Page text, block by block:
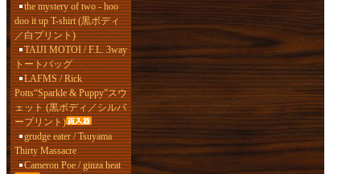
the mystery of two - hoo
doo it up T-shirt (黒ボディ
／白プリント)
TAIJI MOTOI / F.L. 3way
トートバッグ
LAFMS / Rick
Potts“Sparkle & Puppy”スウ
ェット (黒ボディ／シルバ
ープリント)
grudge eater / Tsuyama
Thirty Massacre
Cameron Poe / ginza heat